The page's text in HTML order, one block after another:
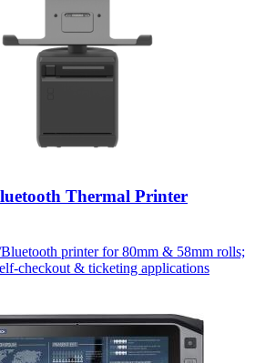
Thermal Printer
printer for 80mm & 58mm rolls;
checkout & ticketing applications